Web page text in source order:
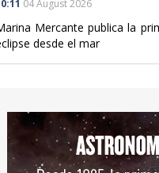
04 August 2026
Mercante publica la
desde el mar